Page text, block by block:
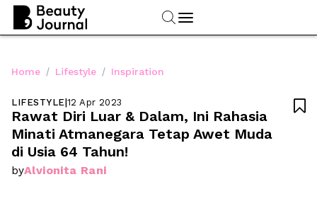
Home / Lifestyle / Inspiration
LIFESTYLE|12 Apr 2023
Rawat Diri Luar & Dalam, Ini Rahasia
Minati Atmanegara Tetap Awet Muda
di Usia 64 Tahun!
byAlvionita Rani
